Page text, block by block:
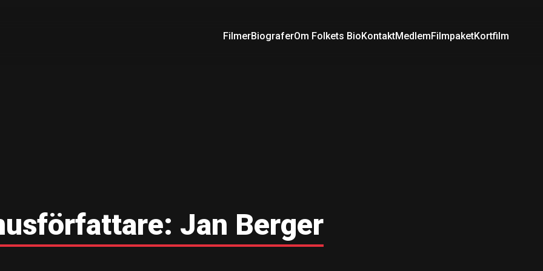
FilmerBiograferOm Folkets BioKontaktMedlemFilmpaketKortfilm
Jan Berger